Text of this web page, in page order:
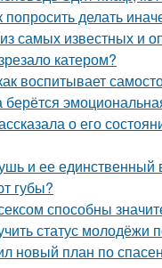
делать
самых известных и
катером?
воспитывает
о его
и ее
губы?
способны
статус молодёжи
новый план по